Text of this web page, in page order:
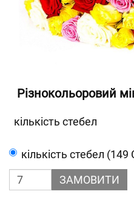
Різнокольоровий
кількість стебел
кількість стебел (149
ЗАМОВИТИ